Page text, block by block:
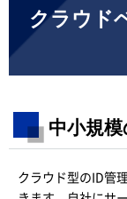
クラウド
中小規
クラウド型のID管